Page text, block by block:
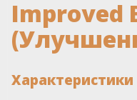
Improved
Характеристики